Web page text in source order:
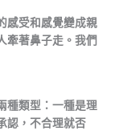
感受和感覺變成親
牽著鼻子走。我們
種類型：一種是理
認，不合理就否